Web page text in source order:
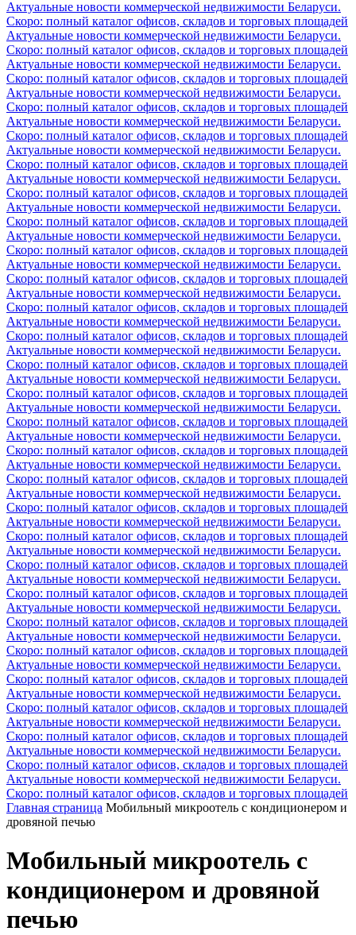
Актуальные новости коммерческой недвижимости Беларуси.
Скоро: полный каталог офисов, складов и торговых площадей
Актуальные новости коммерческой недвижимости Беларуси.
Скоро: полный каталог офисов, складов и торговых площадей
Актуальные новости коммерческой недвижимости Беларуси.
Скоро: полный каталог офисов, складов и торговых площадей
Актуальные новости коммерческой недвижимости Беларуси.
Скоро: полный каталог офисов, складов и торговых площадей
Актуальные новости коммерческой недвижимости Беларуси.
Скоро: полный каталог офисов, складов и торговых площадей
Актуальные новости коммерческой недвижимости Беларуси.
Скоро: полный каталог офисов, складов и торговых площадей
Актуальные новости коммерческой недвижимости Беларуси.
Скоро: полный каталог офисов, складов и торговых площадей
Актуальные новости коммерческой недвижимости Беларуси.
Скоро: полный каталог офисов, складов и торговых площадей
Актуальные новости коммерческой недвижимости Беларуси.
Скоро: полный каталог офисов, складов и торговых площадей
Актуальные новости коммерческой недвижимости Беларуси.
Скоро: полный каталог офисов, складов и торговых площадей
Актуальные новости коммерческой недвижимости Беларуси.
Скоро: полный каталог офисов, складов и торговых площадей
Актуальные новости коммерческой недвижимости Беларуси.
Скоро: полный каталог офисов, складов и торговых площадей
Актуальные новости коммерческой недвижимости Беларуси.
Скоро: полный каталог офисов, складов и торговых площадей
Актуальные новости коммерческой недвижимости Беларуси.
Скоро: полный каталог офисов, складов и торговых площадей
Актуальные новости коммерческой недвижимости Беларуси.
Скоро: полный каталог офисов, складов и торговых площадей
Актуальные новости коммерческой недвижимости Беларуси.
Скоро: полный каталог офисов, складов и торговых площадей
Актуальные новости коммерческой недвижимости Беларуси.
Скоро: полный каталог офисов, складов и торговых площадей
Актуальные новости коммерческой недвижимости Беларуси.
Скоро: полный каталог офисов, складов и торговых площадей
Актуальные новости коммерческой недвижимости Беларуси.
Скоро: полный каталог офисов, складов и торговых площадей
Актуальные новости коммерческой недвижимости Беларуси.
Скоро: полный каталог офисов, складов и торговых площадей
Актуальные новости коммерческой недвижимости Беларуси.
Скоро: полный каталог офисов, складов и торговых площадей
Актуальные новости коммерческой недвижимости Беларуси.
Скоро: полный каталог офисов, складов и торговых площадей
Актуальные новости коммерческой недвижимости Беларуси.
Скоро: полный каталог офисов, складов и торговых площадей
Актуальные новости коммерческой недвижимости Беларуси.
Скоро: полный каталог офисов, складов и торговых площадей
Актуальные новости коммерческой недвижимости Беларуси.
Скоро: полный каталог офисов, складов и торговых площадей
Актуальные новости коммерческой недвижимости Беларуси.
Скоро: полный каталог офисов, складов и торговых площадей
Актуальные новости коммерческой недвижимости Беларуси.
Скоро: полный каталог офисов, складов и торговых площадей
Актуальные новости коммерческой недвижимости Беларуси.
Скоро: полный каталог офисов, складов и торговых площадей
Главная страница Мобильный микроотель с кондиционером и
дровяной печью
Мобильный микроотель с
кондиционером и дровяной
печью